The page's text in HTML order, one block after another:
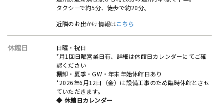
タクシーで約5分、徒歩で約20分。
近隣のお出かけ情報はこちら
休館日
日曜・祝日
*月1回日曜営業日有、詳細は休館日カレンダーにてご確
認ください
棚卸・夏季・GW・年末年始休館日あり
*2026年6月12日（金）は設備工事のため臨時休館とさせ
ていただきます。
休館日カレンダー